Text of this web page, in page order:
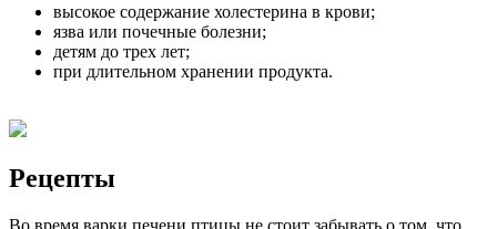
высокое содержание холестерина в крови;
язва или почечные болезни;
детям до трех лет;
при длительном хранении продукта.
Рецепты
Во время варки печени птицы не стоит забывать о том, что